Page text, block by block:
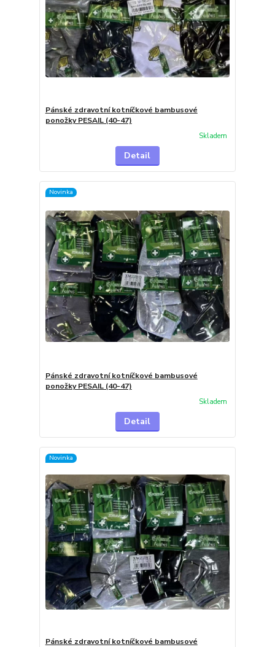
Pánské zdravotní kotníčkové bambusové
ponožky PESAIL (40-47)
Skladem
Detail
Novinka
Pánské zdravotní kotníčkové bambusové
ponožky PESAIL (40-47)
Skladem
Detail
Novinka
Pánské zdravotní kotníčkové bambusové